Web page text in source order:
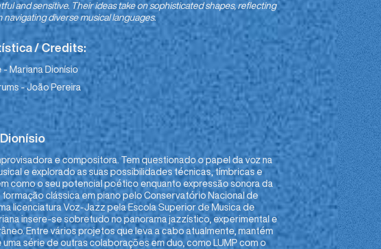
and sensitive. Their ideas take on sophisticated shapes, reflecting
navigating diverse musical languages.
/ Credits:
- Mariana Dionísio
- João Pereira
e compositora. Tem questionado o papel da voz na
e explorado as suas possibilidades técnicas, tímbricas e
como o seu potencial poético enquanto expressão sonora da
formação clássica em piano pelo Conservatório Nacional de
licenciatura Voz-Jazz pela Escola Superior de Musica de
insere-se sobretudo no panorama jazzístico, experimental e
Entre vários projetos que leva a cabo atualmente, mantém
série de outras colaborações em duo, como LUMP com o